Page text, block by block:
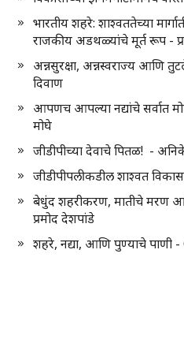
भारतीय शहरे: शाश्वततेच्या
राजकीय अडथळ्यांचे मूर्त रूप -
अन्नसुरक्षा, अन्नस्वराज्य आणि
दिवाण
आपणच आपल्या नद्यांचे सर्वात
मोघे
जीडीपीच्या देवाचे पितळ! -
जीडीपीपलीकडील शाश्वत
बेधुंद शहरीकरण, मातीचे मरण
प्रमोद देशपांडे
शहरे, नद्या, आणि पुण्याचे